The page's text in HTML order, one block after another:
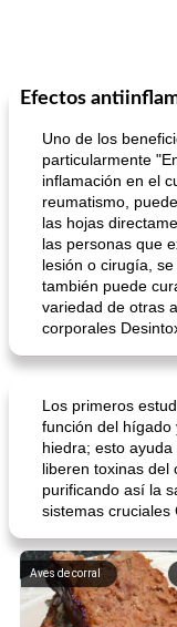
Efectos
Uno de los
particularmente
inflamación en el
reumatismo,
las hojas
las personas que
lesión o cirugía,
también puede
variedad de otras
corporales
Los primeros
función del hígado
hiedra; esto
liberen toxinas del
purificando así la
sistemas cruciales
Aves de corral